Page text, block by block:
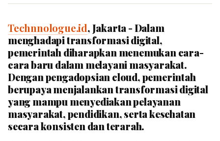
Technnologue.id, Jakarta - Dalam
menghadapi transformasi digital,
pemerintah diharapkan menemukan cara-
cara baru dalam melayani masyarakat.
Dengan pengadopsian cloud, pemerintah
berupaya menjalankan transformasi digital
yang mampu menyediakan pelayanan
masyarakat, pendidikan, serta kesehatan
secara konsisten dan terarah.